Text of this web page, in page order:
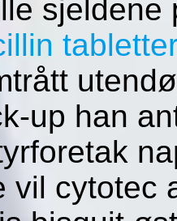
up han
vil cytotec